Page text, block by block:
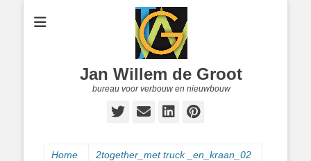
Jan Willem de Groot
bureau voor verbouw en nieuwbouw
Twitter
E-
LinkedIn
Pinterest
Home
2together_met truck _en_kraan_02